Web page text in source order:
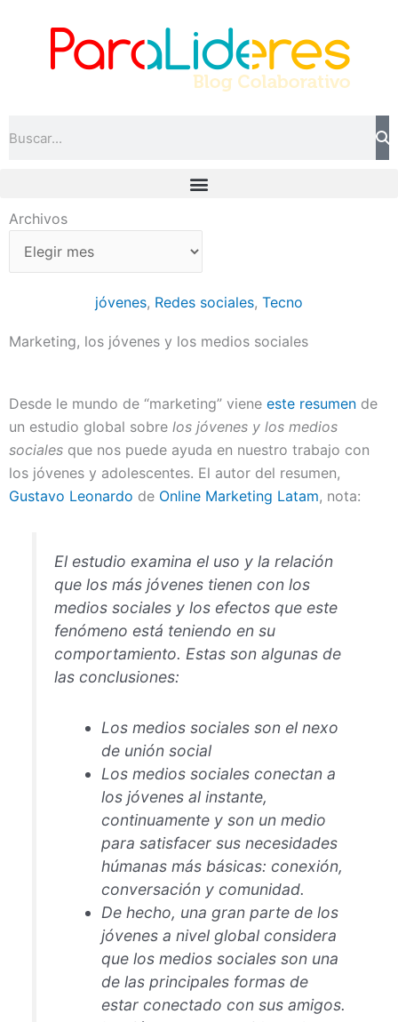
contenido
Archivos
Archivos
jóvenes, Redes sociales, Tecno
Marketing, los jóvenes y los medios sociales
Desde le mundo de “marketing” viene este resumen de
un estudio global sobre los jóvenes y los medios
sociales que nos puede ayuda en nuestro trabajo con
los jóvenes y adolescentes. El autor del resumen,
Gustavo Leonardo de Online Marketing Latam, nota:
El estudio examina el uso y la relación
que los más jóvenes tienen con los
medios sociales y los efectos que este
fenómeno está teniendo en su
comportamiento. Estas son algunas de
las conclusiones:
Los medios sociales son el nexo
de unión social
Los medios sociales conectan a
los jóvenes al instante,
continuamente y son un medio
para satisfacer sus necesidades
húmanas más básicas: conexión,
conversación y comunidad.
De hecho, una gran parte de los
jóvenes a nivel global considera
que los medios sociales son una
de las principales formas de
estar conectado con sus amigos.